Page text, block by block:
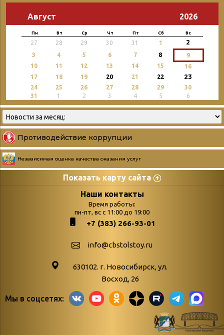
Август 2026
Пн Вт Ср Чт Пт Сб Вс
27 28 29 30 31 1 2
3 4 5 6 7 8
9
10
11 12 13 14 15
16
17
18 19 20 21 22 23
24 25 26 27 28 29
30
31
1 2 3 4 5 6
Противодействие коррупции
Независимая оценка качества оказания услуг
Показать карту сайта
Страницы
podvedenie-itogov-festivalya-
paskhalnaya-palitra
Библионочь – как ярмарка точь-в-
поступлений
Война. Народ.
живые»
«Мне всё
снятся
Наши контакты
Время работы:
пн-пт, вс с 11:00 до 19:00
+7 (383) 266-93-01
info@cbstolstoy.ru
630102. г. Новосибирск, ул.
Восход, 26
Мы в соцсетях: